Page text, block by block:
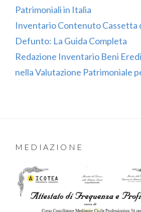
Patrimoniali in Italia
Inventario Contenuto Cassetta
Defunto: La Guida Completa
Redazione Inventario Beni
nella Valutazione Patrimoniale
MEDIAZIONE